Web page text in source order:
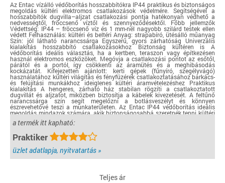
Az Entac vízálló védőborítás hosszabbítókra IP44 praktikus és biztonságos
megoldás kültéri elektromos csatlakozások védelmére. Segítségével a
hosszabbítók dugvilla–aljzat csatlakozási pontja hatékonyan védhető a
nedvességtől, fröccsenő víztől és szennyeződésektől. Főbb jellemzők
Védettség: IP44 – fröccsenő víz és 1 mm-nél nagyobb szilárd testek ellen
védett Felhasználás: kültéri és beltéri Anyag: strapabíró, ütésálló műanyag
Szín: jól látható narancssárga Egyszerű, gyors zárhatóság Univerzális
kialakítás hosszabbító csatlakozásokhoz Biztonság kültéren is A
védőborítás ideális választás, ha a kertben, teraszon vagy építkezésen
használ elektromos eszközöket. Megóvja a csatlakozási pontot az esőtől,
párától és a portól, így csökkenti az áramütés és a meghibásodás
kockázatát. Kifejezetten ajánlott: kerti gépek (fűnyíró, szegélyvágó)
használatához kültéri világítás és fényfüzérek csatlakoztatásához barkács-
és felújítási munkákhoz ideiglenes kültéri áramvételezéshez Praktikus
kialakítás A hengeres, zárható ház stabilan rögzíti a csatlakoztatott
dugvillát és aljzatot, miközben biztosítja a kábelek kivezetését. A feltűnő
narancssárga szín segít megelőzni a botlásveszélyt és könnyen
észrevehetővé teszi a munkaterületen. Az Entac IP44 védőborítás ideális
megoldás mindazok számára, akik biztonságosabbá szeretnék tenni kültéri
elektromos csatlakozásaikat.
a termék itt kapható:
Praktiker
üzlet adatlapja, nyitvatartás »
Teljes ár